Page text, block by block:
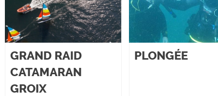
GRAND RAID
CATAMARAN
GROIX
PLONGÉE